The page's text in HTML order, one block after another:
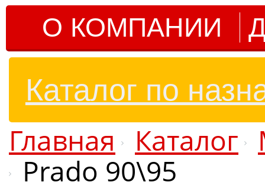
О КОМПАНИИ
Каталог по
Главная Каталог
Prado 90\95